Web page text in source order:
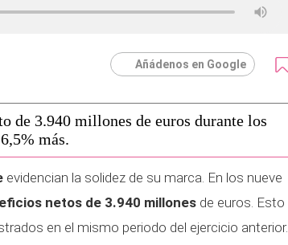
Añádenos en Google
de 3.940 millones de euros durante los
más.
evidencian la solidez de su marca. En los nueve
netos de 3.940 millones de euros. Esto
en el mismo periodo del ejercicio anterior.